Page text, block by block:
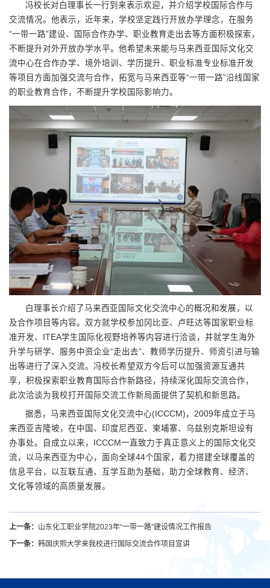
冯校长对白理事长一行到来表示欢迎，并介绍学校国际合作与
交流情况。他表示，近年来，学校坚定践行开放办学理念，在服务
“一带一路”建设、国际合作办学、职业教育走出去等方面积极探索，
不断提升对外开放办学水平。他希望未来能与马来西亚国际文化交
流中心在合作办学、境外培训、学历提升、职业标准专业标准开发
等项目方面加强交流与合作，拓宽与马来西亚等“一带一路”沿线国家
的职业教育合作，不断提升学校国际影响力。
白理事长介绍了马来西亚国际文化交流中心的概况和发展，以
及合作项目等内容。双方就学校参加冈比亚、卢旺达等国家职业标
准开发、ITEA学生国际化视野培养等内容进行洽谈，并就学生海外
升学与研学、服务中资企业“走出去”、教师学历提升、师资引进与输
出等进行了深入交流。冯校长希望双方今后可以加强资源互通共
享，积极探索职业教育国际合作新路径，持续深化国际交流合作，
此次洽谈为我校打开国际交流工作新局面提供了契机和新思路。
据悉，马来西亚国际文化交流中心(ICCCM)，2009年成立于马
来西亚吉隆坡，在中国、印度尼西亚、柬埔寨、乌兹别克斯坦设有
办事处。自成立以来，ICCCM一直致力于真正意义上的国际文化交
流，以马来西亚为中心，面向全球44个国家，着力搭建全球覆盖的
信息平台，以互联互通、互学互助为基础，助力全球教育、经济、
文化等领域的高质量发展。
上一条： 山东化工职业学院2023年“一带一路”建设情况工作报告
下一条： 韩国庆熙大学来我校进行国际交流合作项目宣讲